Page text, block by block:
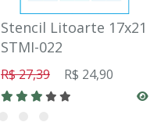
Stencil Litoarte 17x21
STMI-022
R$ 27,39 R$ 24,90